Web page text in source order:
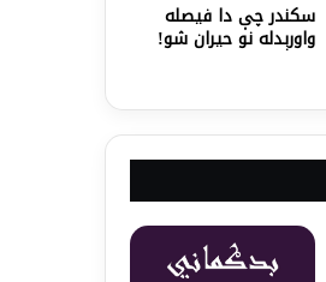
سکندر چې دا فیصله
واورېدله نو حیران شو!